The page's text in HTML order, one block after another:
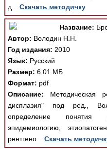
д... Скачать методичку
Название:
Автор: Володин Н.Н.
Год издания: 2010
Язык: Русский
Размер: 6.01 МБ
Формат: pdf
Описание: Методическая
дисплазия" под ред.,
определение понятия
эпидемиологию,
рентгено... Скачать